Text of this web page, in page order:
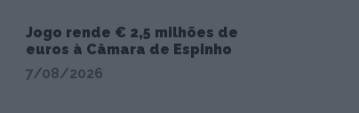
Jogo rende € 2,5 milhões de
euros à Câmara de Espinho
7/08/2026